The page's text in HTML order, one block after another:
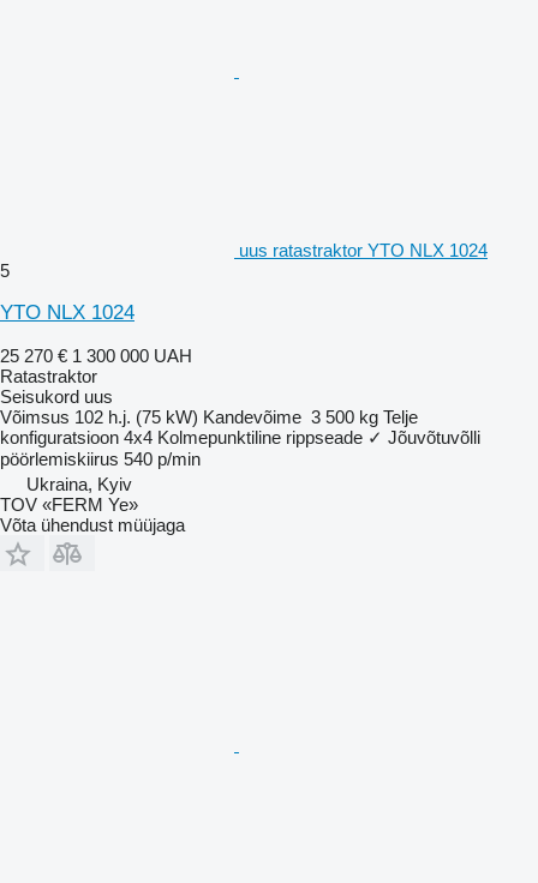
uus ratastraktor YTO NLX 1024
5
YTO NLX 1024
25 270 € 1 300 000 UAH
Ratastraktor
Seisukord uus
Võimsus 102 h.j. (75 kW) Kandevõime 3 500 kg Telje
konfiguratsioon 4x4 Kolmepunktiline rippseade ✓ Jõuvõtuvõlli
pöörlemiskiirus 540 p/min
Ukraina, Kyiv
TOV «FERM Ye»
Võta ühendust müüjaga